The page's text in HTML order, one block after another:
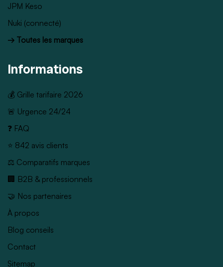
JPM Keso
Nuki (connecté)
→ Toutes les marques
Informations
💰 Grille tarifaire 2026
🚨 Urgence 24/24
❓ FAQ
⭐ 842 avis clients
⚖️ Comparatifs marques
🏢 B2B & professionnels
🤝 Nos partenaires
À propos
Blog conseils
Contact
Sitemap